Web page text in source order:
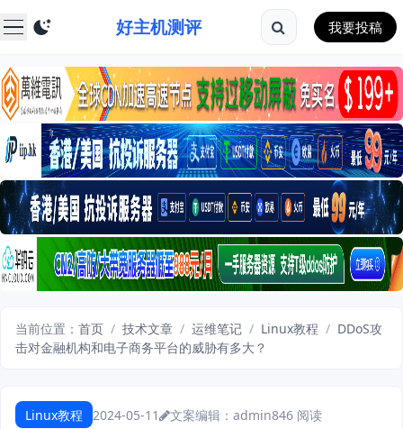
好主机测评 我要投稿
当前位置： 首页 / 技术文章 / 运维笔记 / Linux教程 / DDoS攻
击对金融机构和电子商务平台的威胁有多大？
Linux教程 2024-05-11 文案编辑：admin846 阅读